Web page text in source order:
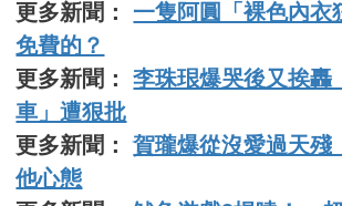
更多新聞： 一隻阿圓「裸色內衣
免費的？
更多新聞：李珠珢爆哭後又挨轟
車」遭狠批
更多新聞：賀瓏爆從沒愛過天
他心態